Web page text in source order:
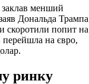
менший
Дональда Трампа
скоротили попит на
перейшла на євро,
ринку